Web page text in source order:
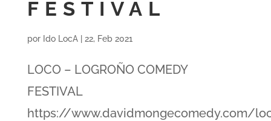
FESTIVAL
por Ido LocA| 22, Feb 2021
LOCO – LOGROÑO COMEDY
FESTIVAL
https://www.davidmongecomedy.com/